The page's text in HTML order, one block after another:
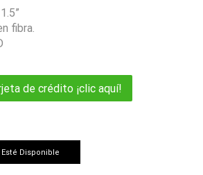
fibra.
de crédito ¡clic aquí!
Disponible